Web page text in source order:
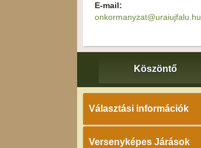
E-mail:
onkormanyzat@uraiujfalu.hu
Köszöntő
Választási információk
Versenyképes Járások